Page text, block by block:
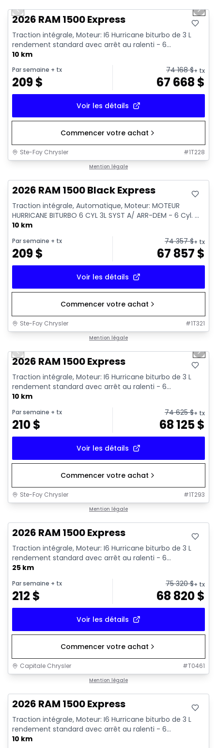
Previous slide Next
2026 RAM 1500 Express
Traction intégrale, Moteur: I6 Hurricane biturbo de 3 L
rendement standard avec arrêt au ralenti - 6...
10 km
Par semaine + tx
209$
74 168$+ tx
67 668 $
Voir les détails
Commencer votre achat
Ste-Foy Chrysler #1T228
Mention légale
2026 RAM 1500 Black Express
Traction intégrale, Automatique, Moteur: MOTEUR
HURRICANE BITURBO 6 CYL 3L SYST A/ ARR-DEM - 6 Cyl. ...
10 km
Par semaine + tx
209$
74 357$+ tx
67 857 $
Voir les détails
Commencer votre achat
Ste-Foy Chrysler #1T321
Mention légale
Previous slide Next
2026 RAM 1500 Express
Traction intégrale, Moteur: I6 Hurricane biturbo de 3 L
rendement standard avec arrêt au ralenti - 6...
10 km
Par semaine + tx
210$
74 625$+ tx
68 125$
Voir les détails
Commencer votre achat
Ste-Foy Chrysler #1T293
Mention légale
2026 RAM 1500 Express
Traction intégrale, Moteur: I6 Hurricane biturbo de 3 L
rendement standard avec arrêt au ralenti - 6...
25 km
Par semaine + tx
212 $
75 320$+ tx
68 820$
Voir les détails
Commencer votre achat
Capitale Chrysler #T0461
Mention légale
2026 RAM 1500 Express
Traction intégrale, Moteur: I6 Hurricane biturbo de 3 L
rendement standard avec arrêt au ralenti - 6...
10 km